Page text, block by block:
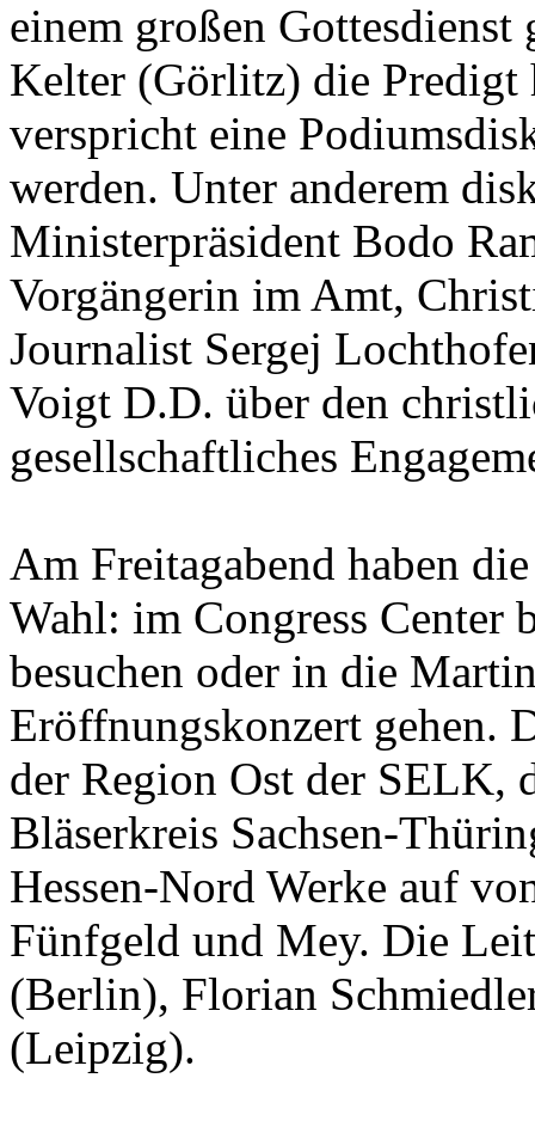
einem großen
Kelter (Görlitz) die Predigt
verspricht eine
werden. Unter anderem
Ministerpräsident Bodo
Vorgängerin im Amt,
Journalist Sergej
Voigt D.D. über den
gesellschaftliches
Am Freitagabend haben
Wahl: im Congress Center
besuchen oder in die
Eröffnungskonzert gehen.
der Region Ost der SELK,
Bläserkreis Sachsen-
Hessen-Nord Werke auf
Fünfgeld und Mey. Die
(Berlin), Florian
(Leipzig).